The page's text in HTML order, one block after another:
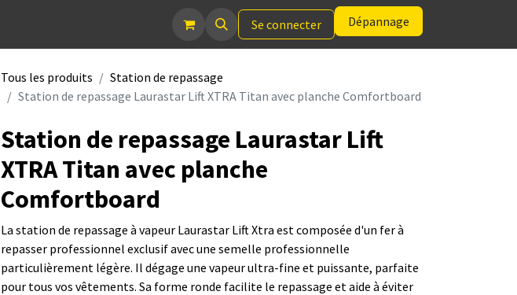
Se connecter Dépannage
Tous les produits
Station de repassage
Station de repassage Laurastar Lift XTRA Titan avec planche Comfortboard
Station de repassage Laurastar Lift
XTRA Titan avec planche
Comfortboard
La station de repassage à vapeur Laurastar Lift Xtra est composée d'un fer à
repasser professionnel exclusif avec une semelle professionnelle
particulièrement légère. Il dégage une vapeur ultra-fine et puissante, parfaite
pour tous vos vêtements. Sa forme ronde facilite le repassage et aide à éviter